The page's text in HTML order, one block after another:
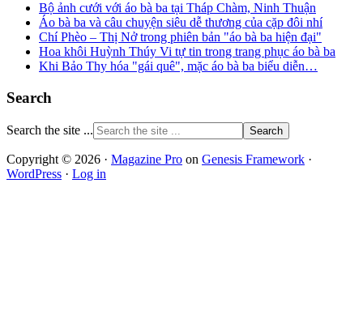
Bộ ảnh cưới với áo bà ba tại Tháp Chàm, Ninh Thuận
Áo bà ba và câu chuyện siêu dễ thương của cặp đôi nhí
Chí Phèo – Thị Nở trong phiên bản "áo bà ba hiện đại"
Hoa khôi Huỳnh Thúy Vi tự tin trong trang phục áo bà ba
Khi Bảo Thy hóa "gái quê", mặc áo bà ba biểu diễn…
Search
Search the site ...
Copyright © 2026 · Magazine Pro on Genesis Framework ·
WordPress · Log in